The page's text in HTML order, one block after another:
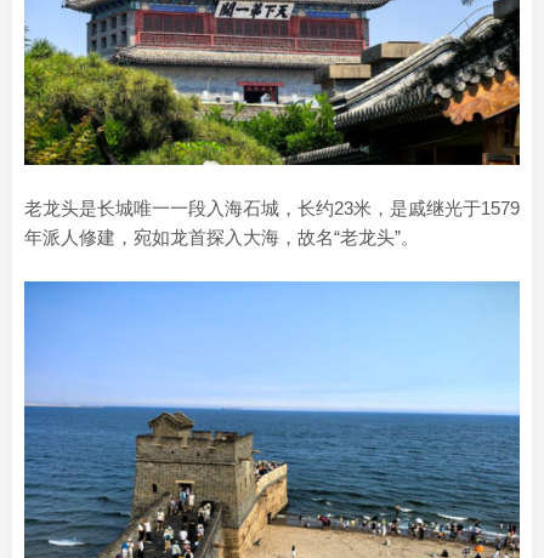
老龙头是长城唯一一段入海石城，长约23米，是戚继光于1579
年派人修建，宛如龙首探入大海，故名“老龙头”。